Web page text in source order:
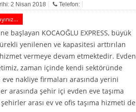
2 Nisan 2018 Telefon:
başlayan KOCAOĞLU EXPRESS, büyük
yenilenen ve kapasitesi arttırılan
vermeye devam etmektedir. Evden
zaman içinde kendi sektöründe
nakliye firmaları arasında yerini
arasında şehir içi evden eve taşıma
arası ev ve ofis taşıma hizmeti de